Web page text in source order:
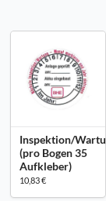
Inspektion/
(pro Bogen 35
Aufkleber)
10,83 €